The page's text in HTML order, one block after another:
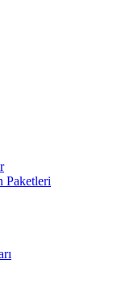
Paketleri